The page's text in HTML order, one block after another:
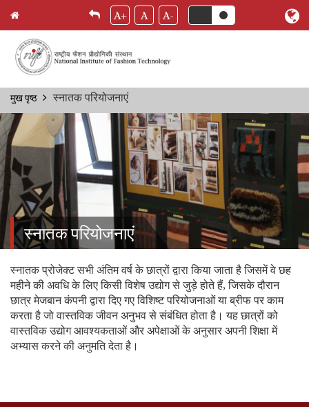
Skip
main
content
A+ A A-
Breadcrumb
मुख पृष्ठ स्नातक परियोजनाएं
स्नातक परियोजनाएं
स्नातक प्रोजेक्ट सभी अंतिम वर्ष के छात्रों द्वारा किया जाता है जिसमें वे छह
महीने की अवधि के लिए किसी विशेष उद्योग से जुड़े होते हैं, जिसके दौरान
छात्र मेजबान कंपनी द्वारा दिए गए विशिष्ट परियोजनाओं या ब्रीफ पर काम
करता है जो वास्तविक जीवन अनुभव से संबंधित होता है। यह छात्रों को
वास्तविक उद्योग आवश्यकताओं और अपेक्षाओं के अनुसार अपनी शिक्षा में
अभ्यास करने की अनुमति देता है।